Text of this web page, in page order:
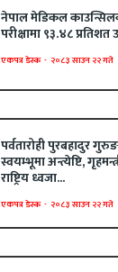
नेपाल मेडिकल
परीक्षामा ९३.४८ प्रतिशत
एकपत्र डेस्क - २०८३ साउन २२ गते
पर्वतारोही पुरबहादुर
स्वयम्भूमा अन्त्येष्टि,
राष्ट्रिय ध्वजा...
एकपत्र डेस्क - २०८३ साउन २२ गते